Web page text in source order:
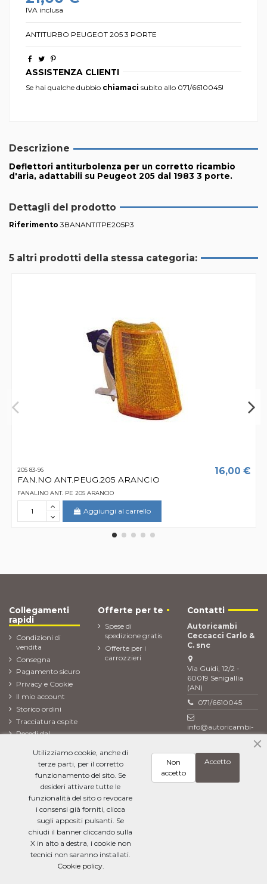
IVA inclusa
ANTITURBO PEUGEOT 205 3 PORTE
ASSISTENZA CLIENTI
Se hai qualche dubbio chiamaci subito allo 071/6610045!
Descrizione
Deflettori antiturbolenza per un corretto ricambio
d'aria, adattabili su Peugeot 205 dal 1983 3 porte.
Dettagli del prodotto
Riferimento 3BANANTITPE205P3
5 altri prodotti della stessa categoria:
205 83-96
FAN.NO ANT.PEUG.205 ARANCIO
16,00 €
FANALINO ANT. PE 205 ARANCIO
Aggiungi al carrello
Collegamenti
rapidi
Condizioni di
vendita
Consegna
Pagamento sicuro
Privacy e Cookie
Il mio account
Storico ordini
Tracciatura ospite
Recedi dal
ordine)
Offerte per te
Spese di
spedizione gratis
Offerte per i
carrozzieri
Contatti
Autoricambi
Ceccacci Carlo &
C. snc
Via Guidi, 12/2 -
60019 Senigallia
(AN)
071/6610045
info@autoricambi-
ceccacci.it
Newsletter
Ho letto l'informativa sulla privacye accetto il trattamento dei miei dati
Utilizziamo cookie, anche di
terze parti, per il corretto
funzionamento del sito. Se
desideri attivare tutte le
funzionalità del sito o revocare
i consensi già forniti, clicca
sugli appositi pulsanti. Se
chiudi il banner cliccando sulla
X in alto a destra, i cookie non
tecnici non saranno installati.
Cookie policy.
Accetto
Non
accetto